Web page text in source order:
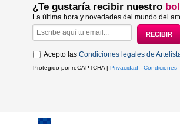
¿Te gustaría recibir nuestro
La última hora y novedades del mundo del
Acepto las Condiciones legales de
Protegido por reCAPTCHA | Privacidad - Condiciones